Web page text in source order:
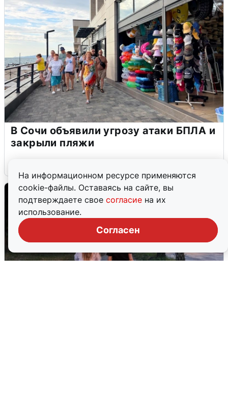
На информационном ресурсе применяются
cookie-файлы. Оставаясь на сайте, вы
подтверждаете свое согласие на их
использование.
Согласен
В Сочи объявили угрозу атаки БПЛА и
закрыли пляжи